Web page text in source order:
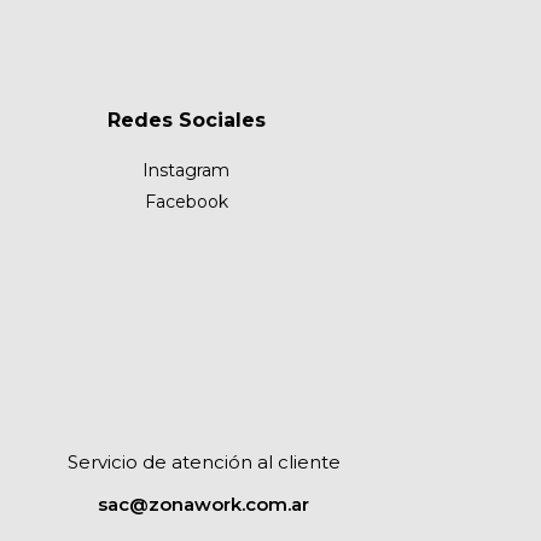
Redes Sociales
Instagram
Facebook
Servicio de atención al cliente
sac@zonawork.com.ar